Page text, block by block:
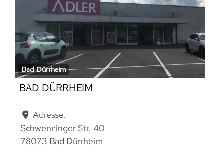
Bad Dürrheim
BAD DÜRRHEIM
Adresse:
Schwenninger Str. 40
78073 Bad Dürrheim